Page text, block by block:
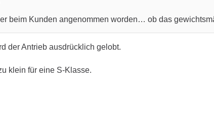
beim Kunden angenommen worden… ob das
der Antrieb ausdrücklich gelobt.
klein für eine S-Klasse.